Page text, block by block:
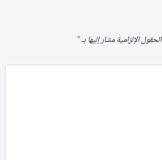
الحقول الإلزامية مشار إليها بـ*